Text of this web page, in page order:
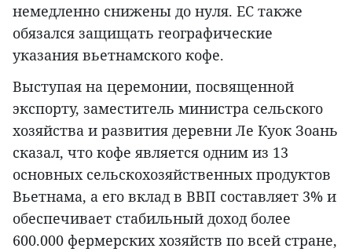
немедленно снижены до нуля. ЕС также
обязался защищать географические
указания вьетнамского кофе.
Выступая на церемонии, посвященной
экспорту, заместитель министра сельского
хозяйства и развития деревни Ле Куок Зоань
сказал, что кофе является одним из 13
основных сельскохозяйственных продуктов
Вьетнама, а его вклад в ВВП составляет 3% и
обеспечивает стабильный доход более
600.000 фермерских хозяйств по всей стране,